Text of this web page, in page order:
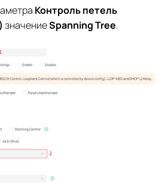
Контроль петель
значениеSpanning Tree.